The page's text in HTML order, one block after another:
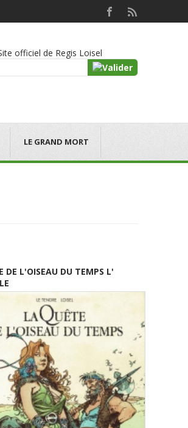
officiel de Regis Loisel
LE GRAND MORT
DE L'OISEAU DU TEMPS L'